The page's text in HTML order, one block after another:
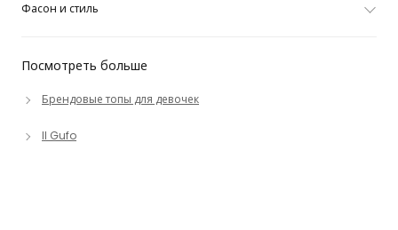
Посмотреть больше
Брендовые топы для девочек
Il Gufo
Фасон и стиль